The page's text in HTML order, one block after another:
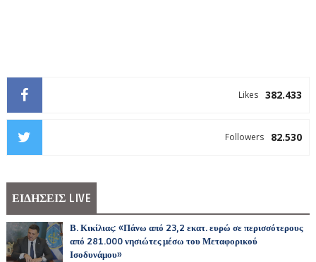
382.433
Likes
82.530
Followers
ΕΙΔΗΣΕΙΣ LIVE
Β. Κικίλιας: «Πάνω από 23,2 εκατ. ευρώ σε περισσότερους
από 281.000 νησιώτες μέσω του Μεταφορικού
Ισοδυνάμου»